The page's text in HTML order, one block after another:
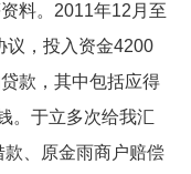
料。2011年12月至
议，投入资金4200
款，其中包括应得
。于立多次给我汇
、原金雨商户赔偿